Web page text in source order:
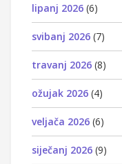
lipanj 2026 (6)
svibanj 2026 (7)
travanj 2026 (8)
ožujak 2026 (4)
veljača 2026 (6)
siječanj 2026 (9)